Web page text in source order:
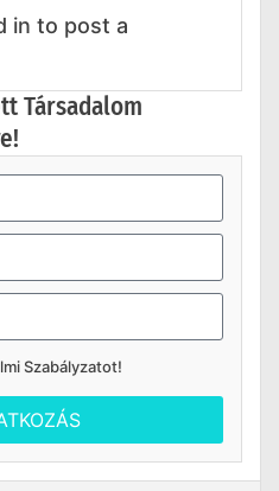
in to post a
Társadalom
Szabályzatot!